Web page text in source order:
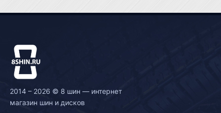
2014 – 2026 © 8 шин — интернет
магазин шин и дисков